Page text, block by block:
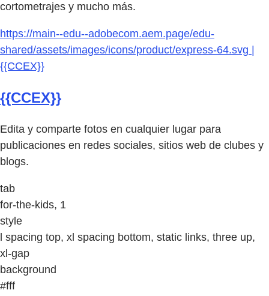
cortometrajes y mucho más.
https://main--edu--adobecom.aem.page/edu-
shared/assets/images/icons/product/express-64.svg |
{{CCEX}}
{{CCEX}}
Edita y comparte fotos en cualquier lugar para
publicaciones en redes sociales, sitios web de clubes y
blogs.
tab
for-the-kids, 1
style
l spacing top, xl spacing bottom, static links, three up,
xl-gap
background
#fff